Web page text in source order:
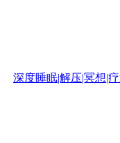
深度睡眠|解压|冥想|